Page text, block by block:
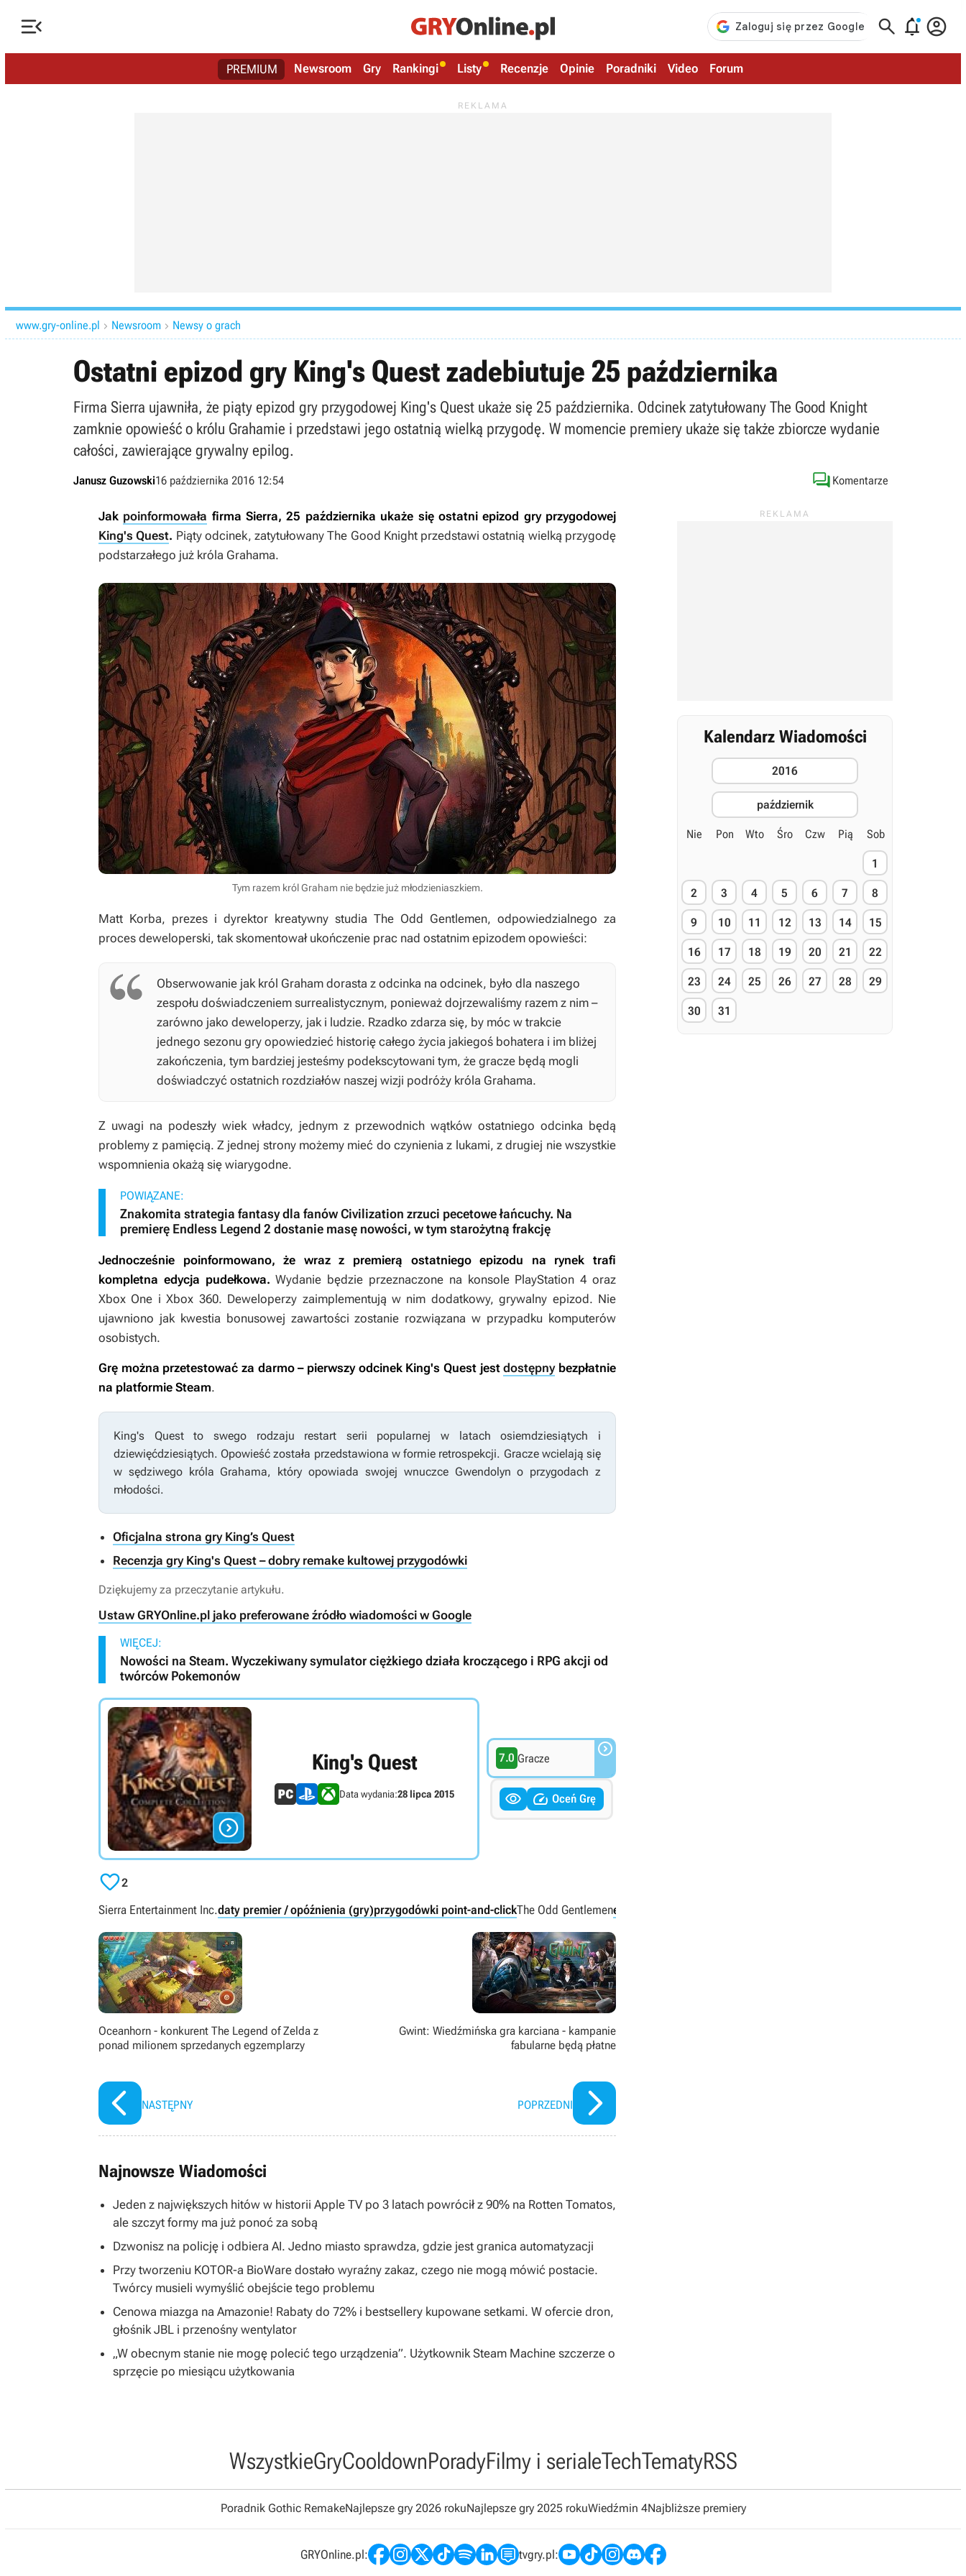
   
PREMIUM Newsroom Gry Rankingi Listy Recenzje Opinie Poradniki Video Forum
www.gry-online.pl  Newsroom  Newsy o grach
Ostatni epizod gry King's Quest zadebiutuje 25 października
Firma Sierra ujawniła, że piąty epizod gry przygodowej King's Quest ukaże się 25 października. Odcinek zatytułowany The Good Knight
zamknie opowieść o królu Grahamie i przedstawi jego ostatnią wielką przygodę. W momencie premiery ukaże się także zbiorcze wydanie
całości, zawierające grywalny epilog.
Janusz Guzowski16 października 2016 12:54  Komentarze
Jak poinformowała firma Sierra, 25 października ukaże się ostatni epizod gry przygodowej
King's Quest. Piąty odcinek, zatytułowanyThe Good Knightprzedstawi ostatnią wielką przygodę
podstarzałego już króla Grahama.
Tym razem król Graham nie będzie już młodzieniaszkiem.
Matt Korba, prezes i dyrektor kreatywny studia The Odd Gentlemen, odpowiedzialnego za
proces deweloperski, tak skomentował ukończenie prac nad ostatnim epizodem opowieści:
Obserwowanie jak król Graham dorasta z odcinka na odcinek, było dla naszego
zespołu doświadczeniem surrealistycznym, ponieważ dojrzewaliśmy razem z nim –
zarówno jako deweloperzy, jak i ludzie. Rzadko zdarza się, by móc w trakcie
jednego sezonu gry opowiedzieć historię całego życia jakiegoś bohatera i im bliżej
zakończenia, tym bardziej jesteśmy podekscytowani tym, że gracze będą mogli
doświadczyć ostatnich rozdziałów naszej wizji podróży króla Grahama.
Z uwagi na podeszły wiek władcy, jednym z przewodnich wątków ostatniego odcinka będą
problemy z pamięcią. Z jednej strony możemy mieć do czynienia z lukami, z drugiej nie wszystkie
wspomnienia okażą się wiarygodne.
POWIĄZANE:
Znakomita strategia fantasy dla fanów Civilization zrzuci pecetowe łańcuchy. Na
premierę Endless Legend 2 dostanie masę nowości, w tym starożytną frakcję
Jednocześnie poinformowano, że wraz z premierą ostatniego epizodu na rynek trafi
kompletna edycja pudełkowa. Wydanie będzie przeznaczone na konsole PlayStation 4 oraz
Xbox One i Xbox 360. Deweloperzy zaimplementują w nim dodatkowy, grywalny epizod. Nie
ujawniono jak kwestia bonusowej zawartości zostanie rozwiązana w przypadku komputerów
osobistych.
Grę można przetestować za darmo – pierwszy odcinek King's Quest jestdostępnybezpłatnie
na platformie Steam.
King's Questto swego rodzaju restart serii popularnej w latach osiemdziesiątych i
dziewięćdziesiątych. Opowieść została przedstawiona w formie retrospekcji. Gracze wcielają się
w sędziwego króla Grahama, który opowiada swojej wnuczce Gwendolyn o przygodach z
młodości.
Oficjalna strona gry King’s Quest
Recenzja gry King's Quest – dobry remake kultowej przygodówki
Dziękujemy za przeczytanie artykułu.
Ustaw GRYOnline.pl jako preferowane źródło wiadomości w Google
WIĘCEJ:
Nowości na Steam. Wyczekiwany symulator ciężkiego działa kroczącego i RPG akcji od
twórców Pokemonów

King's Quest
Data wydania:28 lipca 2015
7.0 Gracze 
  Oceń Grę
2
Sierra Entertainment Inc.daty premier / opóźnienia (gry)przygodówki point-and-clickThe Odd Gentlemenepizody
Oceanhorn - konkurent The Legend of Zelda z
ponad milionem sprzedanych egzemplarzy
NASTĘPNY
Gwint: Wiedźmińska gra karciana - kampanie
fabularne będą płatne
POPRZEDNI
Najnowsze Wiadomości
Jeden z największych hitów w historii Apple TV po 3 latach powrócił z 90% na Rotten Tomatos,
ale szczyt formy ma już ponoć za sobą
Dzwonisz na policję i odbiera AI. Jedno miasto sprawdza, gdzie jest granica automatyzacji
Przy tworzeniu KOTOR-a BioWare dostało wyraźny zakaz, czego nie mogą mówić postacie.
Twórcy musieli wymyślić obejście tego problemu
Cenowa miazga na Amazonie! Rabaty do 72% i bestsellery kupowane setkami. W ofercie dron,
głośnik JBL i przenośny wentylator
„W obecnym stanie nie mogę polecić tego urządzenia”. Użytkownik Steam Machine szczerze o
sprzęcie po miesiącu użytkowania
Kalendarz Wiadomości
2016
październik
Nie Pon Wto Śro Czw Pią Sob
1
2 3 4 5 6 7 8
9 10 11 12 13 14 15
16 17 18 19 20 21 22
23 24 25 26 27 28 29
30 31
WszystkieGryCooldownPoradyFilmy i serialeTechTematyRSS
Poradnik Gothic RemakeNajlepsze gry 2026 rokuNajlepsze gry 2025 rokuWiedźmin 4Najbliższe premiery
GRYOnline.pl: tvgry.pl: